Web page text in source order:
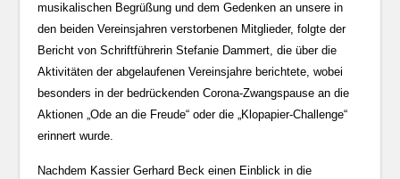
musikalischen Begrüßung und dem Gedenken an unsere in
den beiden Vereinsjahren verstorbenen Mitglieder, folgte der
Bericht von Schriftführerin Stefanie Dammert, die über die
Aktivitäten der abgelaufenen Vereinsjahre berichtete, wobei
besonders in der bedrückenden Corona-Zwangspause an die
Aktionen „Ode an die Freude“ oder die „Klopapier-Challenge“
erinnert wurde.
Nachdem Kassier Gerhard Beck einen Einblick in die